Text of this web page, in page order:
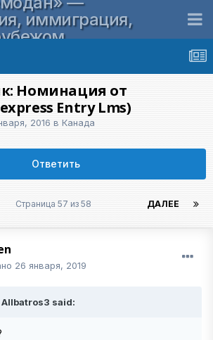
иммиграция,
Номинация от
Entry Lms)
2016 в Канада
Ответить
ДАЛЕЕ
Страница 57 из 58
26 января, 2019
said: